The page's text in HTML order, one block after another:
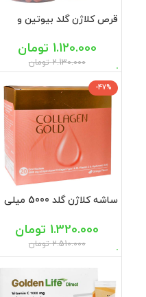
قرص کلاژن گلد بیوتین و
2.130.000 تومان
1.120.000 تومان
-47%
ساشه کلاژن گلد 5000 میلی
2.510.000 تومان
1.320.000 تومان